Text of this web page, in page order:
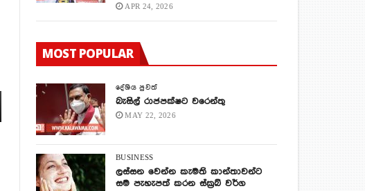
APR 24, 2026
MOST POPULAR
දේශිය පුවත්
බැසිල් රාජපක්ෂට වරෙන්තු
MAY 22, 2026
BUSINESS
ලස්සන වෙන්න කැමති කාන්තාවන්ට
සම පැහැපත් කරන ස්ක්‍රබ් වර්ග